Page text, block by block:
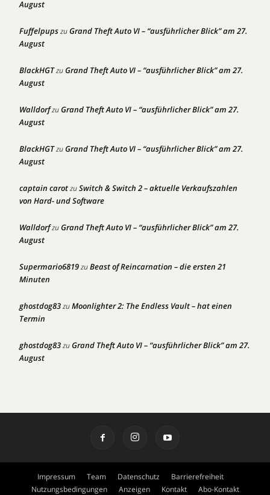
August
FuffelpupszuGrand Theft Auto VI – “ausführlicher Blick” am 27.
August
BlackHGTzuGrand Theft Auto VI – “ausführlicher Blick” am 27.
August
WalldorfzuGrand Theft Auto VI – “ausführlicher Blick” am 27.
August
BlackHGTzuGrand Theft Auto VI – “ausführlicher Blick” am 27.
August
captain carotzuSwitch & Switch 2 – aktuelle Verkaufszahlen
von Hard- und Software
WalldorfzuGrand Theft Auto VI – “ausführlicher Blick” am 27.
August
Supermario6819zuBeast of Reincarnation – die ersten 21
Minuten
ghostdog83zuMoonlighter 2: The Endless Vault – hat einen
Termin
ghostdog83zuGrand Theft Auto VI – “ausführlicher Blick” am 27.
August
Impressum Team Datenschutz
Barrierefreiheit
Nutzungsbedingungen
Anzeigen Kontakt Abo-Kontakt